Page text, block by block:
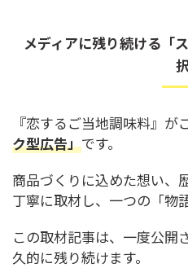
メディアに残り続ける「
『恋するご当地調味料』が
ク型広告」です。
商品づくりに込めた想い、
丁寧に取材し、一つの「物
この取材記事は、一度公開
久的に残り続けます。